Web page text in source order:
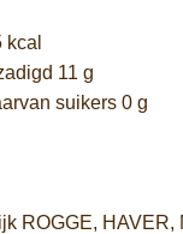
11 g
suikers 0 g
ROGGE, HAVER,